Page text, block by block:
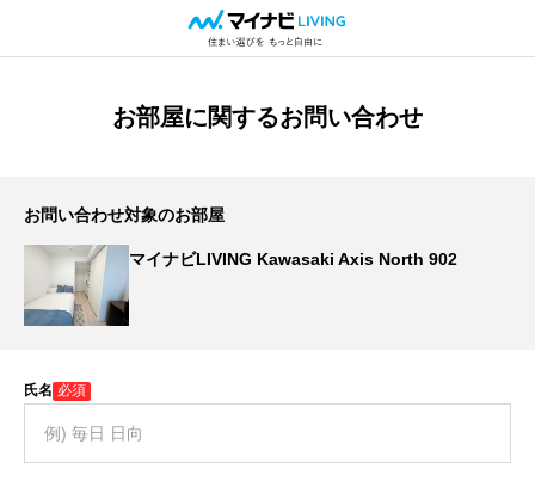
お部屋に関するお問い合わせ
お問い合わせ対象のお部屋
マイナビLIVING Kawasaki Axis North 902
氏名 必須